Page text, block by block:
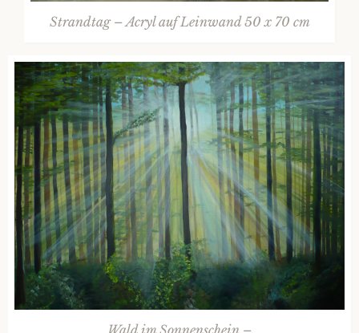
Strandtag – Acryl auf Leinwand 50 x 70 cm